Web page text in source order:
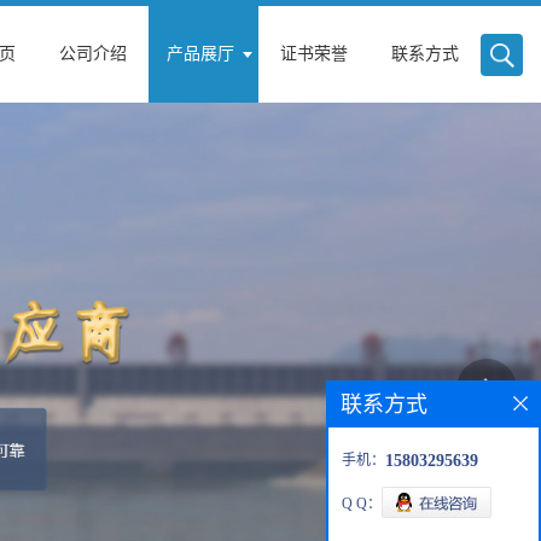
公司介绍 产品展厅 证书荣誉 联系方式
联系方式
手机： 15803295639
Q Q：